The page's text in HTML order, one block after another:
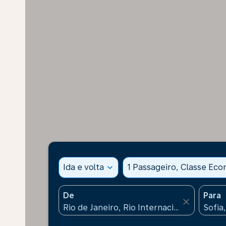
Ida e volta expand_more 1 Passageiro, Classe
De
close
Para